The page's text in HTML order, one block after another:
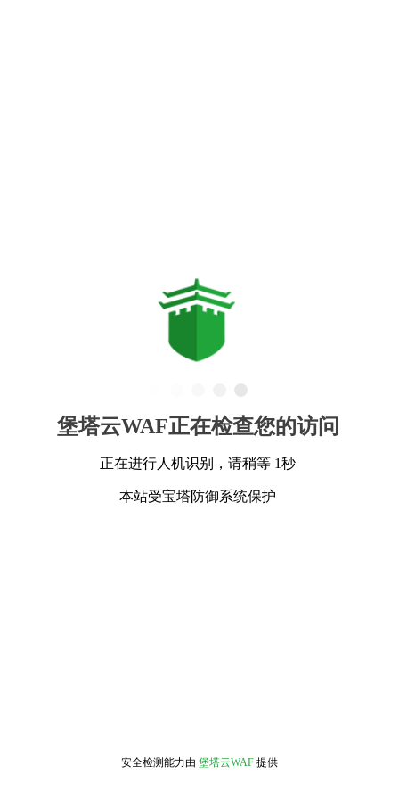
堡塔云WAF正在检查您的访问
正在进行人机识别，请稍等 1秒
本站受宝塔防御系统保护
安全检测能力由 堡塔云WAF 提供